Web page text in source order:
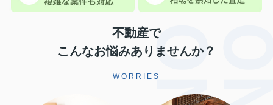
不動産で
こんなお悩みありませんか？
WORRIES